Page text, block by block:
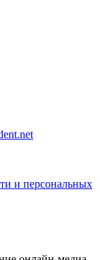
и персональных